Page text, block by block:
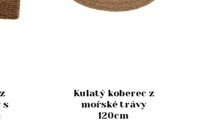
s
Kulatý koberec z
mořské trávy
120cm